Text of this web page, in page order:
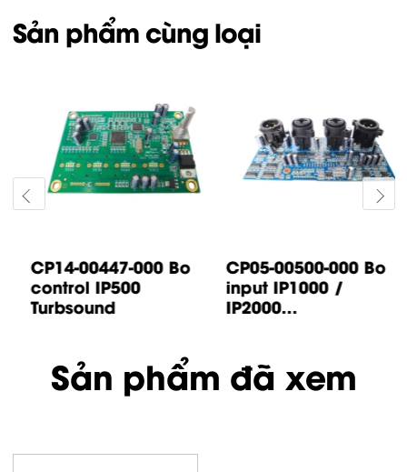
Sản phẩm cùng loại
CP14-00447-000 Bo
control IP500
Turbsound
CP05-00500-000 Bo
input IP1000 /
IP2000...
Sản phẩm đã xem